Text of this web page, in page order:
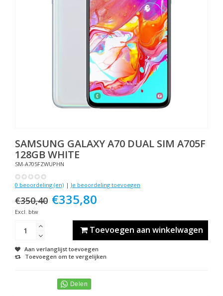
SAMSUNG GALAXY A70 DUAL SIM A705F
128GB WHITE
SM-A705FZWUPHN
0 beoordeling (en) | Je beoordeling toevoegen
€350,40 €335,80
Excl. btw
Toevoegen aan winkelwagen
Aan verlanglijst toevoegen
Toevoegen om te vergelijken